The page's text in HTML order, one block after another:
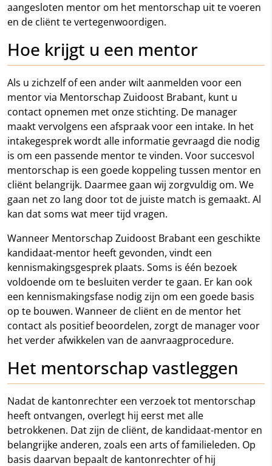
aangesloten mentor om het mentorschap uit te voeren
en de cliënt te vertegenwoordigen.
Hoe krijgt u een mentor
Als u zichzelf of een ander wilt aanmelden voor een
mentor via Mentorschap Zuidoost Brabant, kunt u
contact opnemen met onze stichting. De manager
maakt vervolgens een afspraak voor een intake. In het
intakegesprek wordt alle informatie gevraagd die nodig
is om een passende mentor te vinden. Voor succesvol
mentorschap is een goede koppeling tussen mentor en
cliënt belangrijk. Daarmee gaan wij zorgvuldig om. We
gaan net zo lang door tot de juiste match is gemaakt. Al
kan dat soms wat meer tijd vragen.
Wanneer Mentorschap Zuidoost Brabant een geschikte
kandidaat-mentor heeft gevonden, vindt een
kennismakingsgesprek plaats. Soms is één bezoek
voldoende om te besluiten verder te gaan. Er kan ook
een kennismakingsfase nodig zijn om een goede basis
op te bouwen. Wanneer de cliënt en de mentor het
contact als positief beoordelen, zorgt de manager voor
het verder afwikkelen van de aanvraagprocedure.
Het mentorschap vastleggen
Nadat de kantonrechter een verzoek tot mentorschap
heeft ontvangen, overlegt hij eerst met alle
betrokkenen. Dat zijn de cliënt, de kandidaat-mentor en
belangrijke anderen, zoals een arts of familieleden. Op
basis daarvan bepaalt de kantonrechter of hij